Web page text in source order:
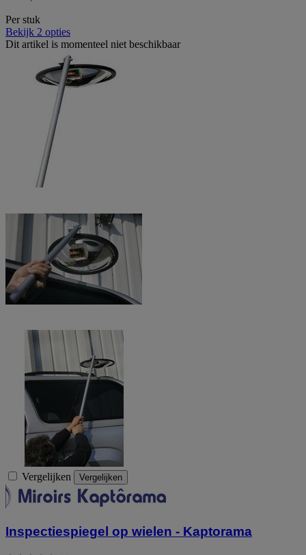
Per stuk
Bekijk 2 opties
Dit artikel is momenteel niet beschikbaar
Vergelijken Vergelijken
Inspectiespiegel op wielen - Kaptorama